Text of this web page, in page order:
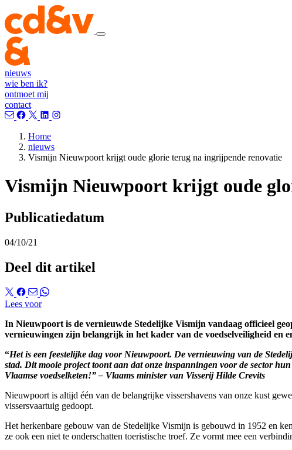
nieuws
wie ben ik?
ontmoet mij
contact
Home
nieuws
Vismijn Nieuwpoort krijgt oude glorie terug na ingrijpende renovatie
Vismijn Nieuwpoort krijgt oude
Publicatiedatum
04/10/21
Deel dit artikel
Lees voor
In Nieuwpoort is de vernieuwde Stedelijke Vismijn vandaag officieel
vernieuwingen zijn belangrijk in het kader van de voedselveiligheid en
“Het is een feestelijke dag voor Nieuwpoort. De vernieuwing van de
stad. Dit mooie project toont aan dat onze inspanningen voor de sector
Vlaamse voedselketen!” – Vlaams minister van Visserij Hilde Crevits
Nieuwpoort is altijd één van de belangrijke vissershavens van onze kust
vissersvaartuig gedoopt.
Het herkenbare gebouw van de Stedelijke Vismijn is gebouwd in 1952 en
ze ook een niet te onderschatten toeristische troef. Ze vormt mee een